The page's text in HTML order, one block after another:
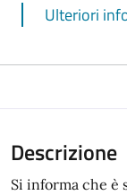
Ulteriori
Descrizione
Si informa che è